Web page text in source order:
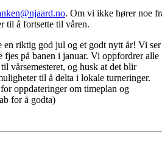
. Om vi ikke hører noe
til å fortsette til våren.
riktig god jul og et godt nytt år! Vi ser
fjes på banen i januar. Vi oppfordrer alle
vårsemesteret, og husk at det blir
til å delta i lokale turneringer.
oppdateringer om timeplan og
for å godta)